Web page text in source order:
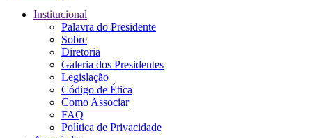
Institucional
Palavra do Presidente
Sobre
Diretoria
Galeria dos Presidentes
Legislação
Código de Ética
Como Associar
FAQ
Política de Privacidade